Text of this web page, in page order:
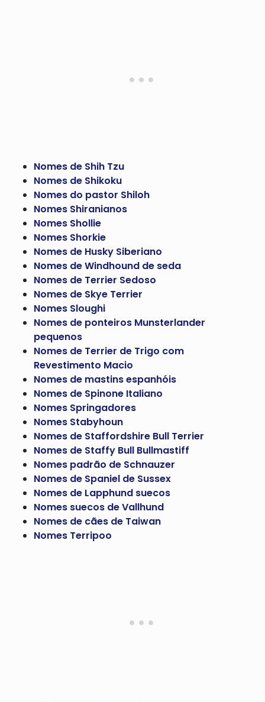
Nomes de Shih Tzu
Nomes de Shikoku
Nomes do pastor Shiloh
Nomes Shiranianos
Nomes Shollie
Nomes Shorkie
Nomes de Husky Siberiano
Nomes de Windhound de seda
Nomes de Terrier Sedoso
Nomes de Skye Terrier
Nomes Sloughi
Nomes de ponteiros Munsterlander
pequenos
Nomes de Terrier de Trigo com
Revestimento Macio
Nomes de mastins espanhóis
Nomes de Spinone Italiano
Nomes Springadores
Nomes Stabyhoun
Nomes de Staffordshire Bull Terrier
Nomes de Staffy Bull Bullmastiff
Nomes padrão de Schnauzer
Nomes de Spaniel de Sussex
Nomes de Lapphund suecos
Nomes suecos de Vallhund
Nomes de cães de Taiwan
Nomes Terripoo